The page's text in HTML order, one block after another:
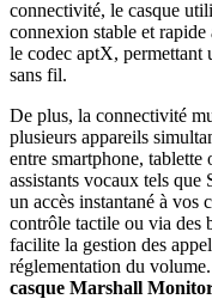
connectivité, le casque
connexion stable et
le codec aptX, permettant
sans fil.
De plus, la connectivité
plusieurs appareils
entre smartphone,
assistants vocaux tels
un accès instantané à vos
contrôle tactile ou via des
facilite la gestion des
réglementation du
casque Marshall